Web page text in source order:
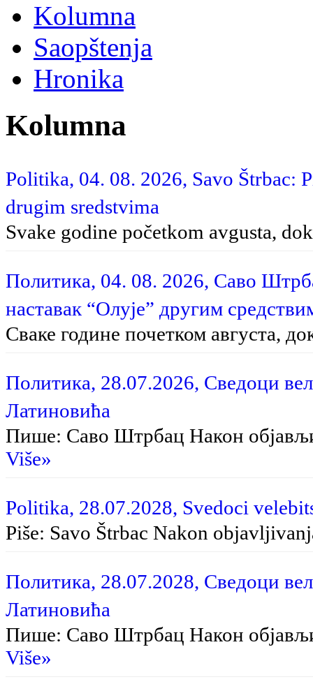
Kolumna
Saopštenja
Hronika
Kolumna
Politika, 04. 08. 2026, Savo Štrbac:
drugim sredstvima
Svake godine početkom avgusta,
Политика, 04. 08. 2026, Саво
наставак “Олује” другим
Сваке године почетком августа,
Политика, 28.07.2026, Сведоци
Латиновића
Пише: Саво Штрбац На­кон
Više»
Politika, 28.07.2028, Svedoci
Piše: Savo Štrbac Na­kon
Политика, 28.07.2028, Сведоци
Латиновића
Пише: Саво Штрбац Након
Više»